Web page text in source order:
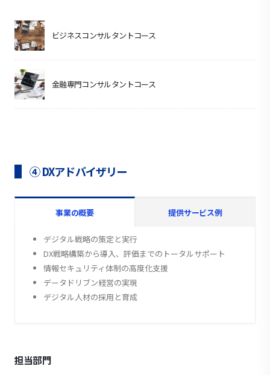
ビジネスコンサルタントコース
金融専門コンサルタントコース
④ DXアドバイザリー
事業の概要 提供サービス例
デジタル戦略の策定と実行
DX戦略構築から導入、評価までのトータルサポート
情報セキュリティ体制の高度化支援
データドリブン経営の実現
デジタル人材の採用と育成
担当部門